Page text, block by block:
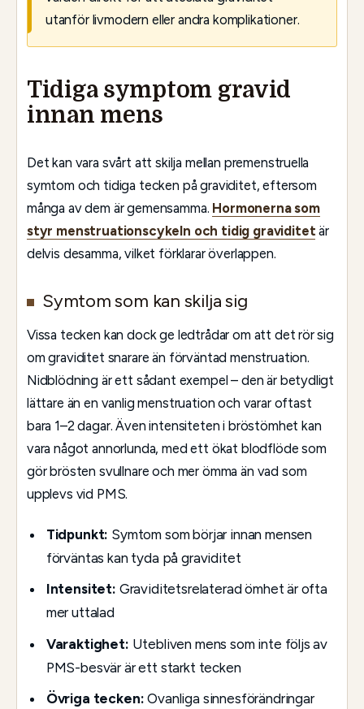
utanför livmodern eller andra komplikationer.
Tidiga symptom gravid
innan mens
Det kan vara svårt att skilja mellan premenstruella
symtom och tidiga tecken på graviditet, eftersom
många av dem är gemensamma. Hormonerna som
styr menstruationscykeln och tidig graviditetär
delvis desamma, vilket förklarar överlappen.
Symtom som kan skilja sig
Vissa tecken kan dock ge ledtrådar om att det rör sig
om graviditet snarare än förväntad menstruation.
Nidblödning är ett sådant exempel – den är betydligt
lättare än en vanlig menstruation och varar oftast
bara 1–2 dagar. Även intensiteten i bröstömhet kan
vara något annorlunda, med ett ökat blodflöde som
gör brösten svullnare och mer ömma än vad som
upplevs vid PMS.
Tidpunkt: Symtom som börjar innan mensen
förväntas kan tyda på graviditet
Intensitet: Graviditetsrelaterad ömhet är ofta
mer uttalad
Varaktighet: Utebliven mens som inte följs av
PMS-besvär är ett starkt tecken
Övriga tecken: Ovanliga sinnesförändringar